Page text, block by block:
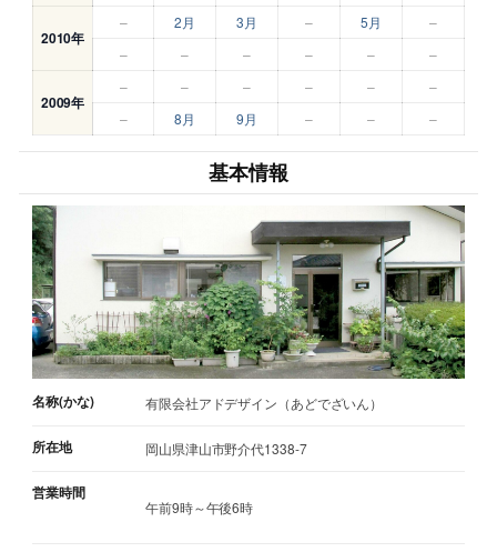
2010年
– 2月 3月 – 5月
–
–
– – – – –
2009年
– – – – –
–
–
8月 9月 – – –
基本情報
名称(かな) 有限会社アドデザイン（あどでざいん）
所在地 岡山県津山市野介代1338-7
営業時間
午前9時～午後6時